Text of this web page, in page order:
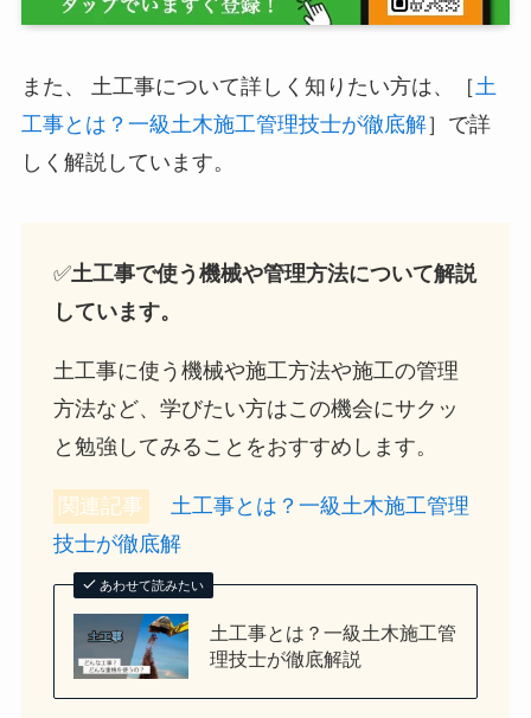
また、 土工事について詳しく知りたい方は、［ 土
工事とは？一級土木施工管理技士が徹底解］で詳
しく解説しています。
✅土工事で使う機械や管理方法について解説
しています。
土工事に使う機械や施工方法や施工の管理
方法など、学びたい方はこの機会にサクッ
と勉強してみることをおすすめします。
関連記事
土工事とは？一級土木施工管理
技士が徹底解
あわせて読みたい
土工事とは？一級土木施工管
理技士が徹底解説